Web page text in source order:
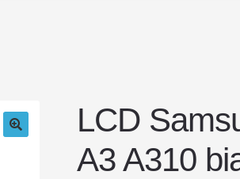
LCD
A3 A310